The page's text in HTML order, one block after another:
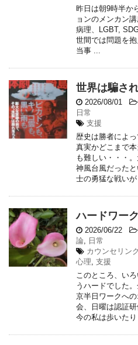
昨日は朝9時半か
ョンのメンカン
病理、LGBT,
世間では問題を抱
当事 ...
世界は騙さ
2026/08/01
日常
支援
歴史は勝者によ
真実かどこまで
も難しい・・・
神風台風だった
士の勇猛な戦い
ハードワー
2026/06/22
論, 日常
カウンセリン
心理, 支援
このところ、い
うハードでした
京半日ワークへ
会、日曜は認証研
今の私は歩いた